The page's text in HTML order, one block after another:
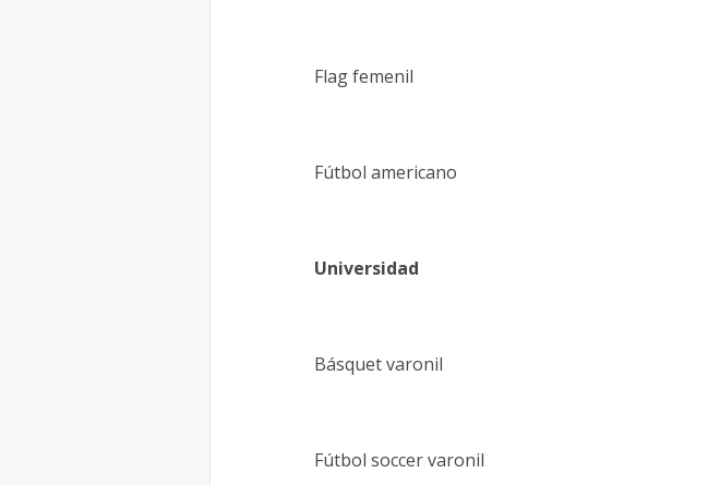
Flag femenil
Fútbol americano
Universidad
Básquet varonil
Fútbol soccer varonil